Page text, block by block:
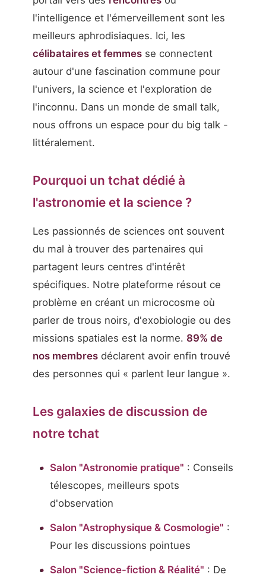
l'intelligence et l'émerveillement sont les
meilleurs aphrodisiaques. Ici, les
célibataires et femmes se connectent
autour d'une fascination commune pour
l'univers, la science et l'exploration de
l'inconnu. Dans un monde de small talk,
nous offrons un espace pour du big talk -
littéralement.
Pourquoi un tchat dédié à
l'astronomie et la science ?
Les passionnés de sciences ont souvent
du mal à trouver des partenaires qui
partagent leurs centres d'intérêt
spécifiques. Notre plateforme résout ce
problème en créant un microcosme où
parler de trous noirs, d'exobiologie ou des
missions spatiales est la norme. 89% de
nos membres déclarent avoir enfin trouvé
des personnes qui « parlent leur langue ».
Les galaxies de discussion de
notre tchat
Salon "Astronomie pratique" : Conseils
télescopes, meilleurs spots
d'observation
Salon "Astrophysique & Cosmologie" :
Pour les discussions pointues
Salon "Science-fiction & Réalité" : De